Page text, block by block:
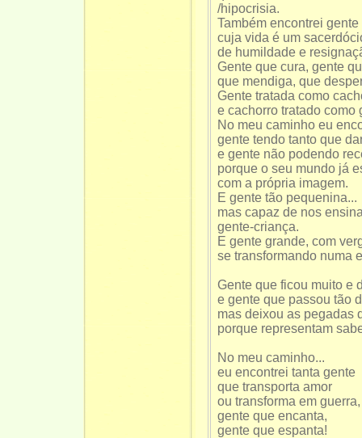
/hipocrisia.
Também encontrei
cuja vida é um
de humildade e
Gente que cura, gente
que mendiga, que
Gente tratada como
e cachorro tratado como
No meu caminho eu
gente tendo tanto que
e gente não podendo
porque o seu mundo já
com a própria imagem.
E gente tão pequenina...
mas capaz de nos
gente-criança.
E gente grande, com
se transformando numa
Gente que ficou muito e
e gente que passou tão
mas deixou as pegadas
porque representam
No meu caminho...
eu encontrei tanta gente
que transporta amor
ou transforma em guerra,
gente que encanta,
gente que espanta!